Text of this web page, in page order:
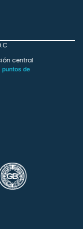
central
puntos de